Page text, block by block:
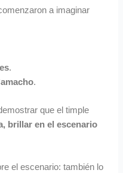
a imaginar
.
.
que el timple
brillar en el escenario
el escenario: también lo